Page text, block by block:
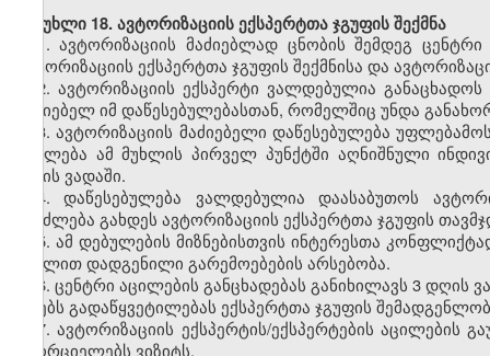
მუხლი 18. ავტორიზაციის ექსპერტთა ჯგუფის შექმნა
1. ავტორიზაციის მაძიებლად ცნობის შემდეგ
ავტორიზაციის ექსპერტთა ჯგუფის შექმნისა და
2. ავტორიზაციის ექსპერტი ვალდებულია
მაძიებელ იმ დაწესებულებასთან, რომელშიც უნდა
3. ავტორიზაციის მაძიებელი დაწესებულება
აცილება ამ მუხლის პირველ პუნქტში აღნიშნული
დღის ვადაში.
4. დაწესებულება ვალდებულია დაასაბუთოს
შეიძლება გახდეს ავტორიზაციის ექსპერტთა ჯგუფის
5. ამ დებულების მიზნებისთვის ინტერესთა
მუხლით დადგენილი გარემოებების არსებობა.
6. ცენტრი აცილების განცხადებას განიხილავს 3 დღის
იღებს გადაწყვეტილებას ექსპერტთა ჯგუფის
7. ავტორიზაციის ექსპერტის/ექსპერტების აცილების
ახორციელებს ვიზიტს.